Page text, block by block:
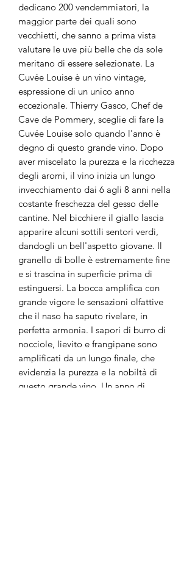
dedicano 200 vendemmiatori, la
maggior parte dei quali sono
vecchietti, che sanno a prima vista
valutare le uve più belle che da sole
meritano di essere selezionate. La
Cuvée Louise è un vino vintage,
espressione di un unico anno
eccezionale. Thierry Gasco, Chef de
Cave de Pommery, sceglie di fare la
Cuvée Louise solo quando l'anno è
degno di questo grande vino. Dopo
aver miscelato la purezza e la ricchezza
degli aromi, il vino inizia un lungo
invecchiamento dai 6 agli 8 anni nella
costante freschezza del gesso delle
cantine. Nel bicchiere il giallo lascia
apparire alcuni sottili sentori verdi,
dandogli un bell'aspetto giovane. Il
granello di bolle è estremamente fine
e si trascina in superficie prima di
estinguersi. La bocca amplifica con
grande vigore le sensazioni olfattive
che il naso ha saputo rivelare, in
perfetta armonia. I sapori di burro di
nocciole, lievito e frangipane sono
amplificati da un lungo finale, che
evidenzia la purezza e la nobiltà di
questo grande vino. Un anno di